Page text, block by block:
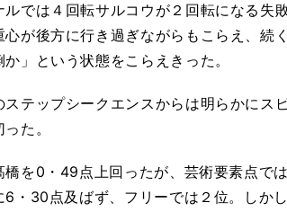
では４回転サルコウが２回転になる失
が後方に行き過ぎながらもこらえ、続
」という状態をこらえきった。
テップシークエンスからは明らかにス
た。
を0・49点上回ったが、芸術要素点で
6・30点及ばず、フリーでは２位。しか